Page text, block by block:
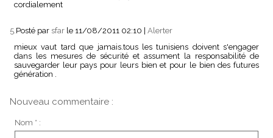
cordialement
5.Posté par sfar le 11/08/2011 02:10
Alerter
mieux vaut tard que jamais.tous les tunisiens doivent s'engager
dans les mesures de sécurité et assument la responsabilité de
sauvegarder leur pays pour leurs bien et pour le bien des futures
génération .
Nouveau commentaire :
Nom * :